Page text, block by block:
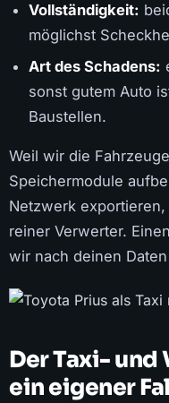
Vollständigkeit:
möglichst
Art des Schadens:
sonst gutem Auto
Baustellen.
Weil wir die
Speichermodule
Netzwerk
reiner Verwerter.
wir nach deinen
Der Taxi- und
ein eigener